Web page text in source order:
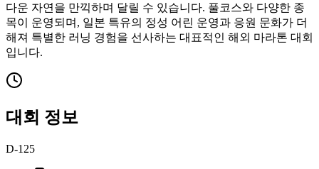
다운 자연을 만끽하며 달릴 수 있습니다. 풀코스와 다양한 종
목이 운영되며, 일본 특유의 정성 어린 운영과 응원 문화가 더
해져 특별한 러닝 경험을 선사하는 대표적인 해외 마라톤 대회
입니다.
대회 정보
D-125